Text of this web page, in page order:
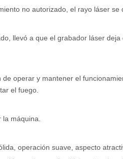
no autorizado, el rayo láser se
llevó a que el grabador láser
operar y mantener el
el fuego.
máquina.
operación suave, aspecto